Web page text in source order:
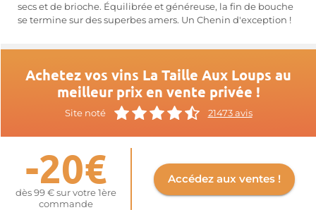
secs et de brioche. Équilibrée et généreuse, la fin de bouche
se termine sur des superbes amers. Un Chenin d'exception !
Achetez vos vins La Taille Aux Loups au
meilleur prix en vente privée !
Site noté 21473 avis
-20€
dès 99 € sur votre 1ère
commande
Accédez aux ventes !